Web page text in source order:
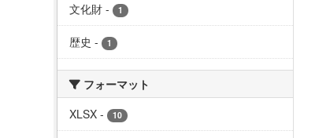
文化財 - 1
歴史 - 1
フォーマット
XLSX - 10